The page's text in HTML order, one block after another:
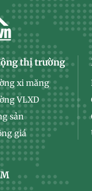
thị trường
xi măng
VLXD
sản
giá